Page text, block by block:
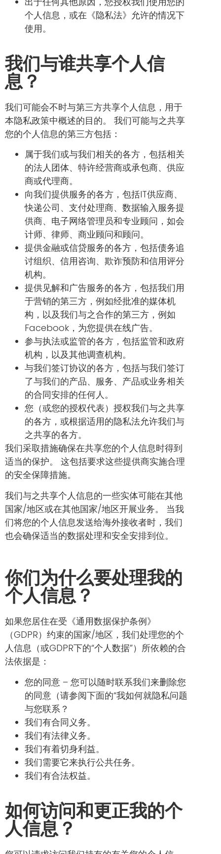
个人信息，或在《隐私法》允许的情况下
使用。
我们与谁共享个人信
息？
我们可能会不时与第三方共享个人信息，用于
本隐私政策中概述的目的。 我们可能与之共享
您的个人信息的第三方包括：
属于我们或与我们相关的各方，包括相关
的法人团体、特许经营商或承包商、供应
商或代理商。
向我们提供服务的各方，包括IT供应商、
快递公司、支付处理商、数据输入服务提
供商、电子网络管理员和专业顾问，如会
计师、律师、商业顾问和顾问。
提供金融或信贷服务的各方，包括债务追
讨组织、信用咨询、欺诈预防和信用评分
机构。
提供见解和广告服务的各方，包括我们用
于营销的第三方，例如经批准的媒体机
构，以及我们与之合作的第三方，例如
Facebook，为您提供在线广告。
参与执法或监管的各方，包括监管和政府
机构，以及其他调查机构。
与我们签订协议的各方，包括与我们签订
了与我们的产品、服务、产品或业务相关
的合同安排的任何人。
您（或您的授权代表）授权我们与之共享
的各方，或根据适用的隐私法允许我们与
之共享的各方。
我们采取措施确保在共享您的个人信息时得到
适当的保护。 这包括要求这些提供商实施合理
的安全保障措施。
我们与之共享个人信息的一些实体可能在其他
国家/地区或在其他国家/地区开展业务。 当我
们将您的个人信息发送给海外接收者时，我们
也会确保适当的数据处理和安全安排到位。
你们为什么要处理我的
个人信息？
如果您居住在受《通用数据保护条例》
（GDPR）约束的国家/地区，我们处理您的个
人信息（或GDPR下的“个人数据”） 所依赖的合
法依据是：
您的同意 – 您可以随时联系我们来删除您
的同意（请参阅下面的“我如何就隐私问题
与您联系？
我们有合同义务。
我们有法律义务。
我们有着切身利益。
我们需要它来执行公共任务。
我们有合法权益。
如何访问和更正我的个
人信息？